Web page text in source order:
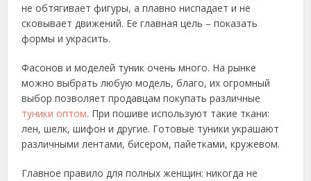
не обтягивает фигуры, а плавно ниспадает и не
сковывает движений. Ее главная цель – показать
формы и украсить.
Фасонов и моделей туник очень много. На рынке
можно выбрать любую модель, благо, их огромный
выбор позволяет продавцам покупать различные
туники оптом. При пошиве используют такие ткани:
лен, шелк, шифон и другие. Готовые туники украшают
различными лентами, бисером, пайетками, кружевом.
Главное правило для полных женщин: никогда не